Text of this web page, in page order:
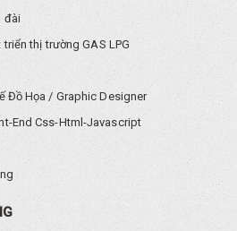
đài
thị trường GAS LPG
Đồ Họa / Graphic Designer
End Css-Html-Javascript